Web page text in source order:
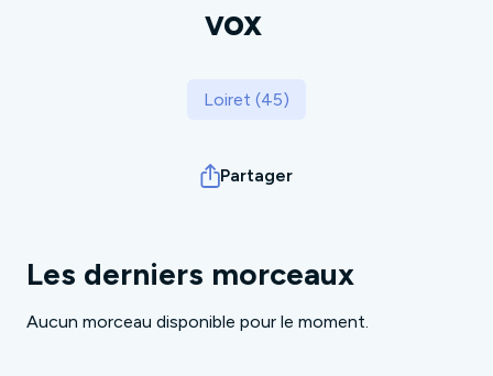
vox
Loiret (45)
Partager
Les derniers morceaux
Aucun morceau disponible pour le moment.